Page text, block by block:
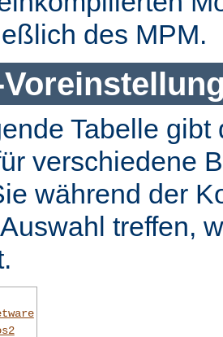
des MPM.
Tabelle
verschiedene
während der
treffen,